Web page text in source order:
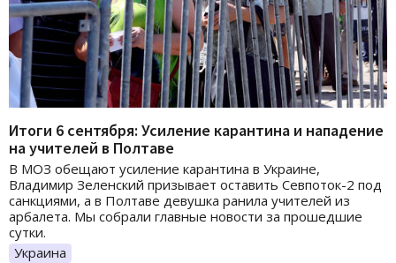
Итоги 6 сентября: Усиление карантина и нападение
на учителей в Полтаве
В МОЗ обещают усиление карантина в Украине,
Владимир Зеленский призывает оставить Севпоток-2 под
санкциями, а в Полтаве девушка ранила учителей из
арбалета. Мы собрали главные новости за прошедшие
сутки.
Украина